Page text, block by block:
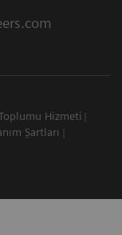
Hizmeti
Şartları